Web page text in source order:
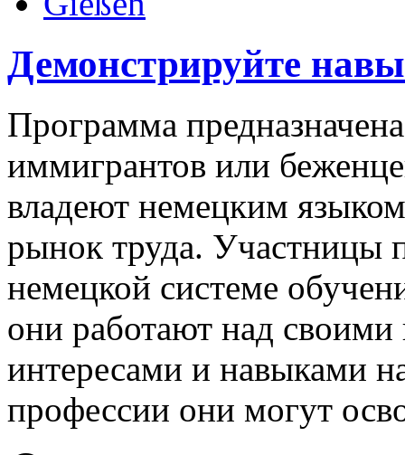
Демонстрируйте
Программа
иммигрантов или
владеют немецким
рынок труда. Участницы
немецкой системе
они работают над
интересами и навыками
профессии они могут